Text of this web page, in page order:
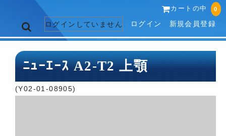
カートの中 0
ログインしていません ログイン 新規会員登録
トップページ
ﾆｭｰｴｰｽ A2-T2 上顎
(Y02-01-08905)